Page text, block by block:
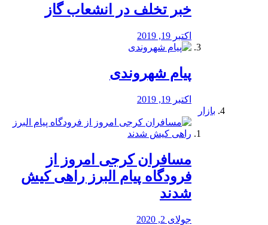
خبر تخلف در انشعاب گاز
اکتبر 19, 2019
پیام شهروندی
اکتبر 19, 2019
بازار
مسافران کرجی امروز از
فرودگاه پیام البرز راهی کیش
شدند
جولای 2, 2020